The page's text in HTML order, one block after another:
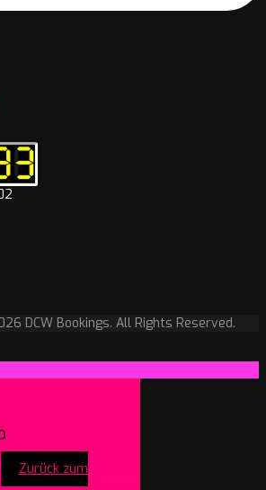
DCW Bookings. All Rights Reserved.
Zurück zum